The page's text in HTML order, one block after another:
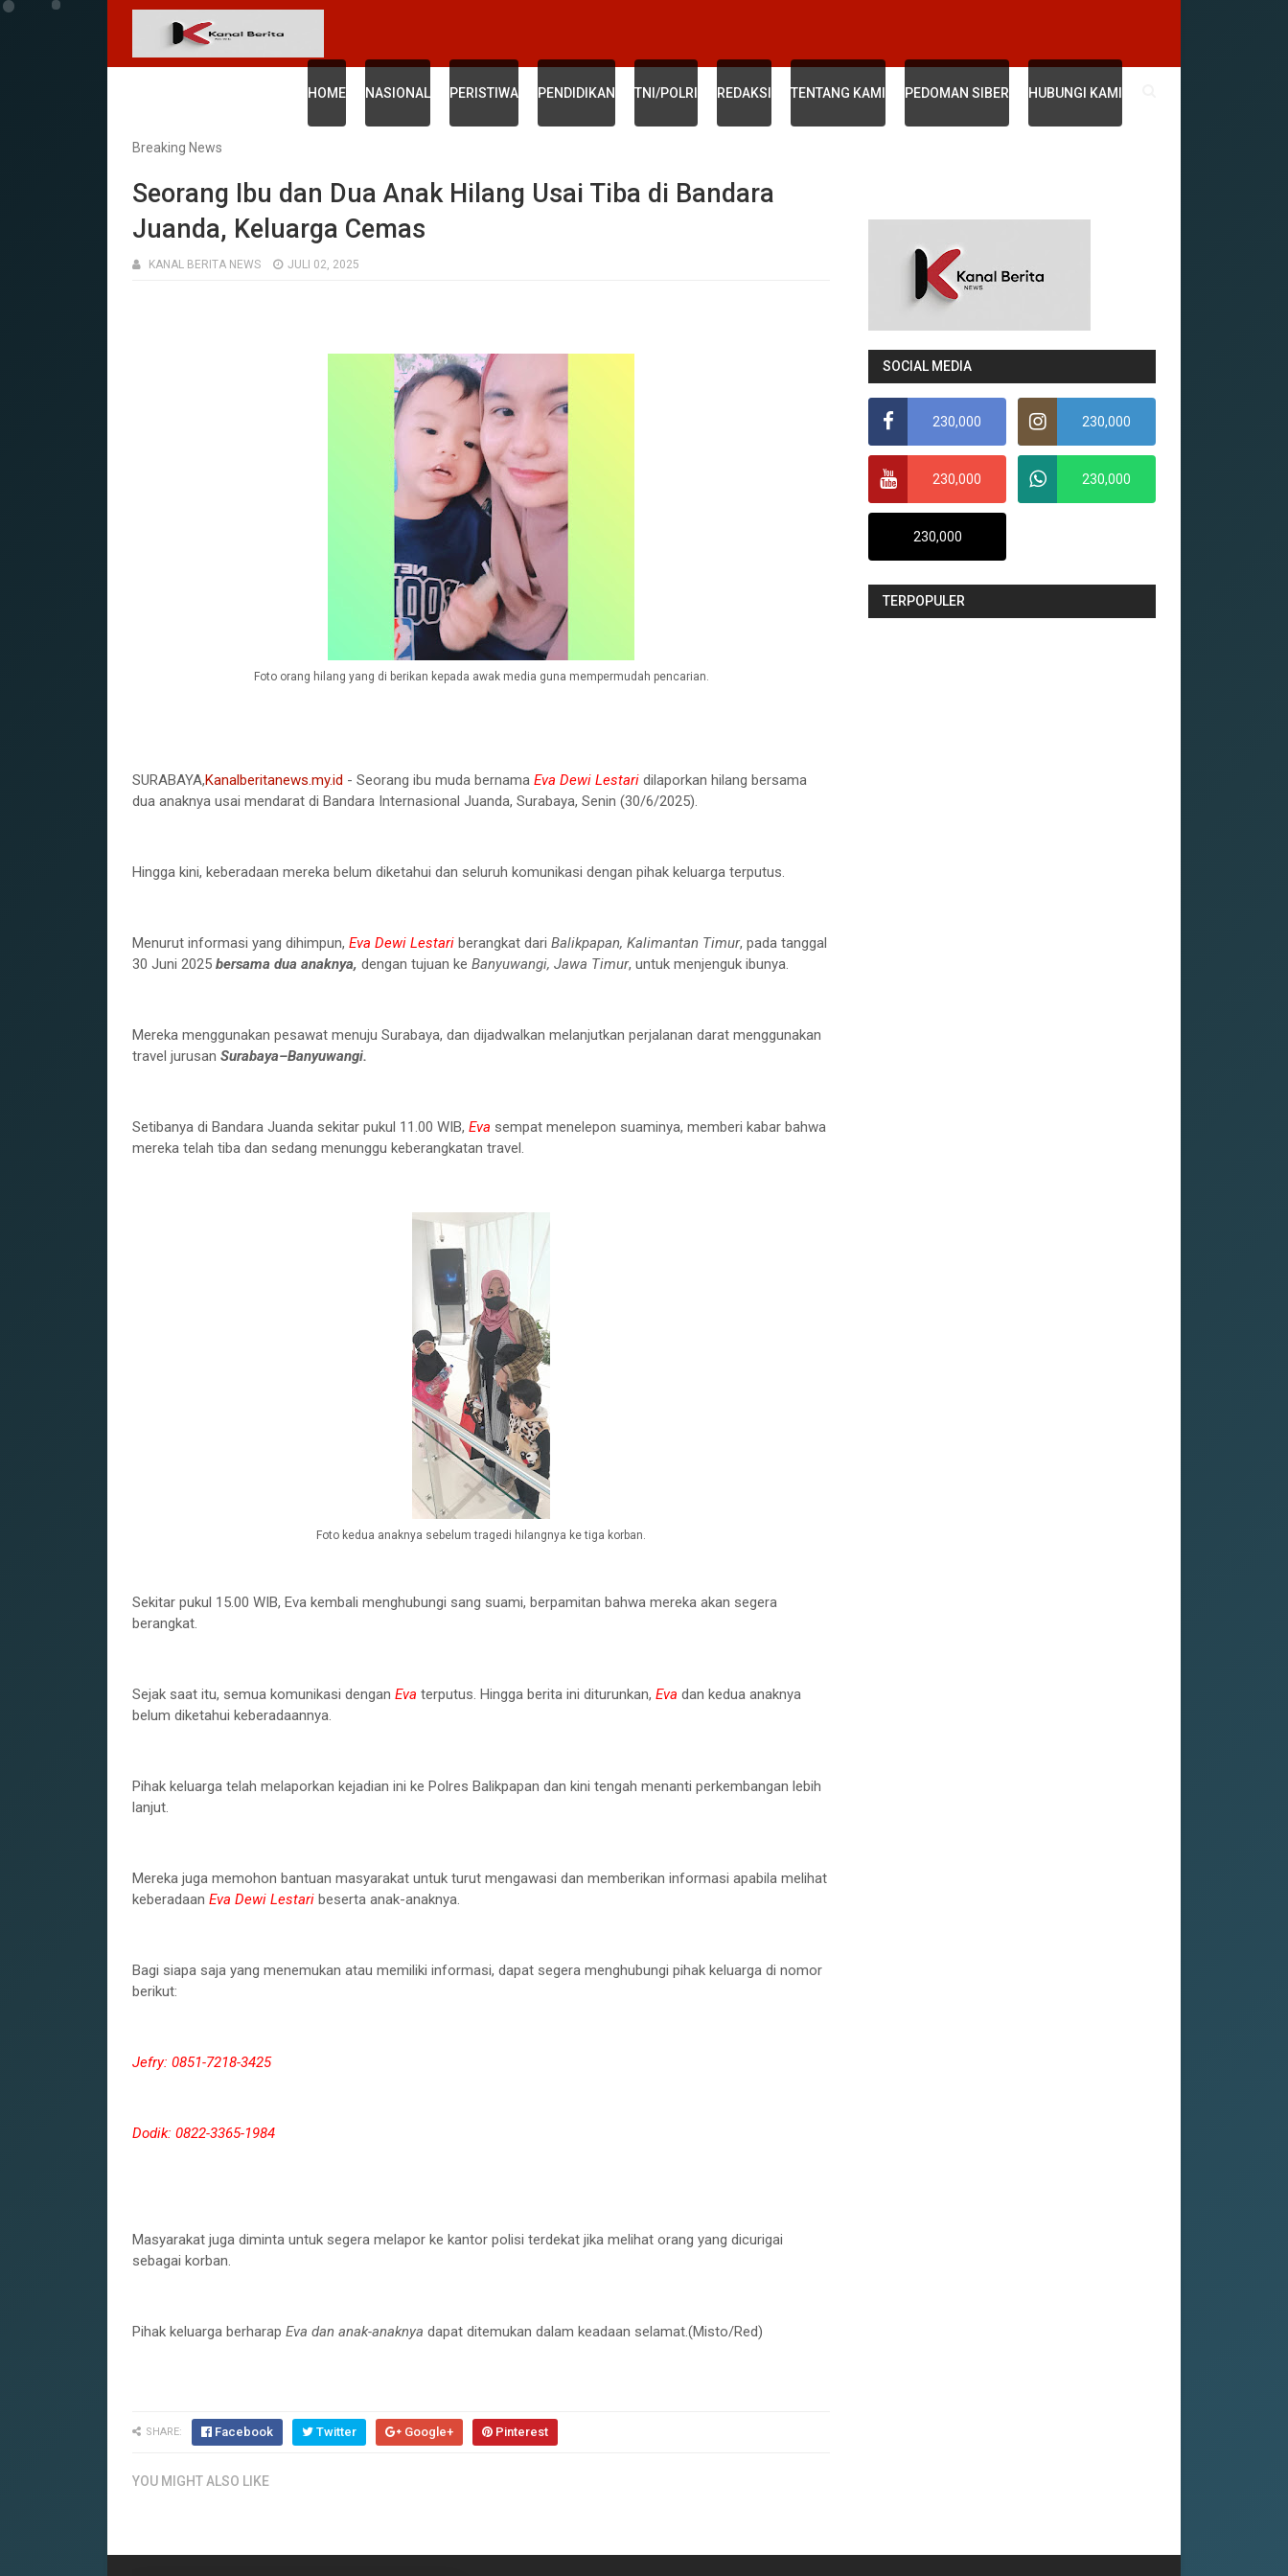
HOME NASIONAL PERISTIWA PENDIDIKAN TNI/POLRI REDAKSI TENTANG KAMI PEDOMAN SIBER HUBUNGI KAMI
Breaking News
‎Seorang Ibu dan Dua Anak Hilang Usai Tiba di Bandara
Juanda, Keluarga Cemas
KANAL BERITA NEWS JULI 02, 2025
Foto orang hilang yang di berikan kepada awak media guna mempermudah pencarian.
‎SURABAYA,Kanalberitanews.my.id - Seorang ibu muda bernama Eva Dewi Lestari dilaporkan hilang bersama
dua anaknya usai mendarat di Bandara Internasional Juanda, Surabaya, Senin (30/6/2025).
‎Hingga kini, keberadaan mereka belum diketahui dan seluruh komunikasi dengan pihak keluarga terputus.
‎Menurut informasi yang dihimpun, Eva Dewi Lestari berangkat dari Balikpapan, Kalimantan Timur, pada tanggal
30 Juni 2025 bersama dua anaknya, dengan tujuan ke Banyuwangi, Jawa Timur, untuk menjenguk ibunya.
‎Mereka menggunakan pesawat menuju Surabaya, dan dijadwalkan melanjutkan perjalanan darat menggunakan
travel jurusan Surabaya–Banyuwangi.
‎Setibanya di Bandara Juanda sekitar pukul 11.00 WIB, Eva sempat menelepon suaminya, memberi kabar bahwa
mereka telah tiba dan sedang menunggu keberangkatan travel.
Foto kedua anaknya sebelum tragedi hilangnya ke tiga korban.
‎Sekitar pukul 15.00 WIB, Eva kembali menghubungi sang suami, berpamitan bahwa mereka akan segera
berangkat.
‎Sejak saat itu, semua komunikasi dengan Eva terputus. Hingga berita ini diturunkan, Eva dan kedua anaknya
belum diketahui keberadaannya.
‎Pihak keluarga telah melaporkan kejadian ini ke Polres Balikpapan dan kini tengah menanti perkembangan lebih
lanjut.
‎Mereka juga memohon bantuan masyarakat untuk turut mengawasi dan memberikan informasi apabila melihat
keberadaan Eva Dewi Lestari beserta anak-anaknya.
‎Bagi siapa saja yang menemukan atau memiliki informasi, dapat segera menghubungi pihak keluarga di nomor
berikut:
‎Jefry: 0851-7218-3425
‎Dodik: 0822-3365-1984
‎Masyarakat juga diminta untuk segera melapor ke kantor polisi terdekat jika melihat orang yang dicurigai
sebagai korban.
‎Pihak keluarga berharap Eva dan anak-anaknya dapat ditemukan dalam keadaan selamat.(Misto/Red)
SHARE: Facebook Twitter Google+ Pinterest
YOU MIGHT ALSO LIKE
SOCIAL MEDIA
230,000 230,000
230,000 230,000
230,000
TERPOPULER